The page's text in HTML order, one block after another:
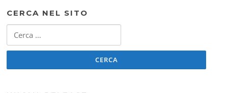
CERCA NEL SITO
per: